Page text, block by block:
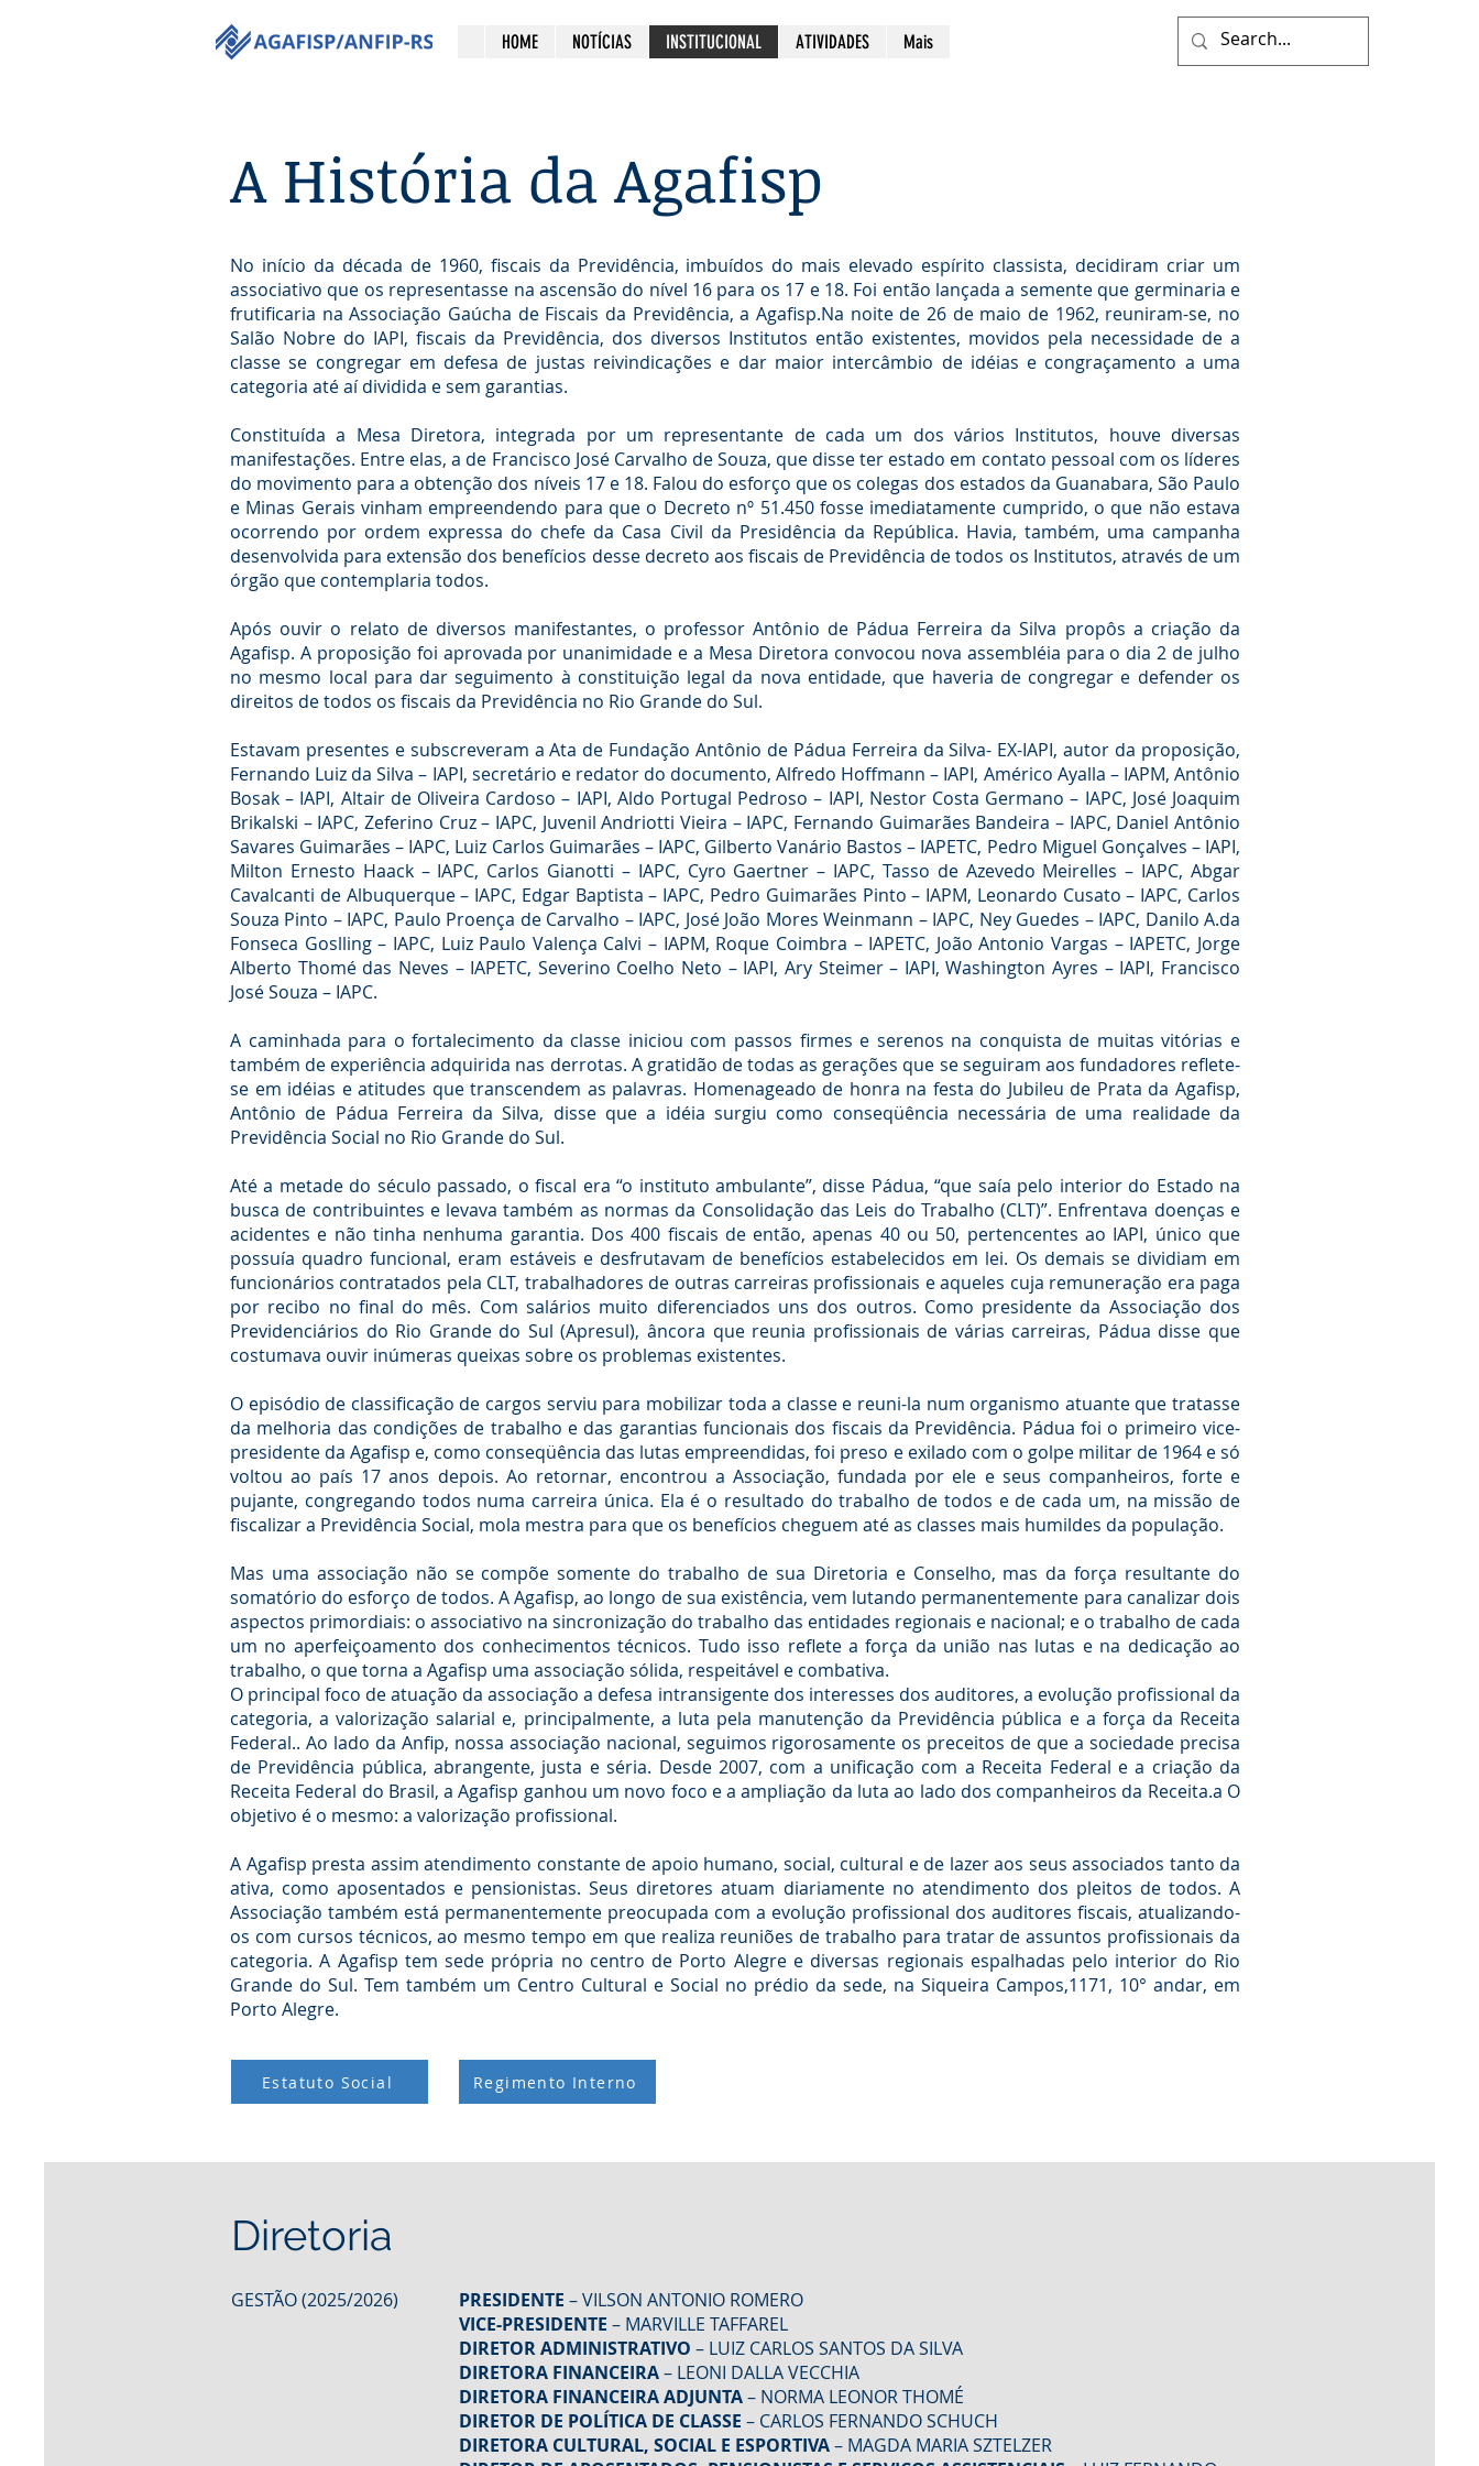
HOME NOTÍCIAS INSTITUCIONAL ATIVIDADES Mais
A História da Agafisp
No início da década de 1960, fiscais da Previdência, imbuídos do mais elevado espírito classista, decidiram criar um
associativo que os representasse na ascensão do nível 16 para os 17 e 18. Foi então lançada a semente que germinaria e
frutificaria na Associação Gaúcha de Fiscais da Previdência, a Agafisp.Na noite de 26 de maio de 1962, reuniram-se, no
Salão Nobre do IAPI, fiscais da Previdência, dos diversos Institutos então existentes, movidos pela necessidade de a
classe se congregar em defesa de justas reivindicações e dar maior intercâmbio de idéias e congraçamento a uma
categoria até aí dividida e sem garantias.
Constituída a Mesa Diretora, integrada por um representante de cada um dos vários Institutos, houve diversas
manifestações. Entre elas, a de Francisco José Carvalho de Souza, que disse ter estado em contato pessoal com os líderes
do movimento para a obtenção dos níveis 17 e 18. Falou do esforço que os colegas dos estados da Guanabara, São Paulo
e Minas Gerais vinham empreendendo para que o Decreto nº 51.450 fosse imediatamente cumprido, o que não estava
ocorrendo por ordem expressa do chefe da Casa Civil da Presidência da República. Havia, também, uma campanha
desenvolvida para extensão dos benefícios desse decreto aos fiscais de Previdência de todos os Institutos, através de um
órgão que contemplaria todos.
Após ouvir o relato de diversos manifestantes, o professor Antônio de Pádua Ferreira da Silva propôs a criação da
Agafisp. A proposição foi aprovada por unanimidade e a Mesa Diretora convocou nova assembléia para o dia 2 de julho
no mesmo local para dar seguimento à constituição legal da nova entidade, que haveria de congregar e defender os
direitos de todos os fiscais da Previdência no Rio Grande do Sul.
Estavam presentes e subscreveram a Ata de Fundação Antônio de Pádua Ferreira da Silva- EX-IAPI, autor da proposição,
Fernando Luiz da Silva – IAPI, secretário e redator do documento, Alfredo Hoffmann – IAPI, Américo Ayalla – IAPM, Antônio
Bosak – IAPI, Altair de Oliveira Cardoso – IAPI, Aldo Portugal Pedroso – IAPI, Nestor Costa Germano – IAPC, José Joaquim
Brikalski – IAPC, Zeferino Cruz – IAPC, Juvenil Andriotti Vieira – IAPC, Fernando Guimarães Bandeira – IAPC, Daniel Antônio
Savares Guimarães – IAPC, Luiz Carlos Guimarães – IAPC, Gilberto Vanário Bastos – IAPETC, Pedro Miguel Gonçalves – IAPI,
Milton Ernesto Haack – IAPC, Carlos Gianotti – IAPC, Cyro Gaertner – IAPC, Tasso de Azevedo Meirelles – IAPC, Abgar
Cavalcanti de Albuquerque – IAPC, Edgar Baptista – IAPC, Pedro Guimarães Pinto – IAPM, Leonardo Cusato – IAPC, Carlos
Souza Pinto – IAPC, Paulo Proença de Carvalho – IAPC, José João Mores Weinmann – IAPC, Ney Guedes – IAPC, Danilo A.da
Fonseca Goslling – IAPC, Luiz Paulo Valença Calvi – IAPM, Roque Coimbra – IAPETC, João Antonio Vargas – IAPETC, Jorge
Alberto Thomé das Neves – IAPETC, Severino Coelho Neto – IAPI, Ary Steimer – IAPI, Washington Ayres – IAPI, Francisco
José Souza – IAPC.
A caminhada para o fortalecimento da classe iniciou com passos firmes e serenos na conquista de muitas vitórias e
também de experiência adquirida nas derrotas. A gratidão de todas as gerações que se seguiram aos fundadores reflete-
se em idéias e atitudes que transcendem as palavras. Homenageado de honra na festa do Jubileu de Prata da Agafisp,
Antônio de Pádua Ferreira da Silva, disse que a idéia surgiu como conseqüência necessária de uma realidade da
Previdência Social no Rio Grande do Sul.
Até a metade do século passado, o fiscal era “o instituto ambulante”, disse Pádua, “que saía pelo interior do Estado na
busca de contribuintes e levava também as normas da Consolidação das Leis do Trabalho (CLT)”. Enfrentava doenças e
acidentes e não tinha nenhuma garantia. Dos 400 fiscais de então, apenas 40 ou 50, pertencentes ao IAPI, único que
possuía quadro funcional, eram estáveis e desfrutavam de benefícios estabelecidos em lei. Os demais se dividiam em
funcionários contratados pela CLT, trabalhadores de outras carreiras profissionais e aqueles cuja remuneração era paga
por recibo no final do mês. Com salários muito diferenciados uns dos outros. Como presidente da Associação dos
Previdenciários do Rio Grande do Sul (Apresul), âncora que reunia profissionais de várias carreiras, Pádua disse que
costumava ouvir inúmeras queixas sobre os problemas existentes.
O episódio de classificação de cargos serviu para mobilizar toda a classe e reuni-la num organismo atuante que tratasse
da melhoria das condições de trabalho e das garantias funcionais dos fiscais da Previdência. Pádua foi o primeiro vice-
presidente da Agafisp e, como conseqüência das lutas empreendidas, foi preso e exilado com o golpe militar de 1964 e só
voltou ao país 17 anos depois. Ao retornar, encontrou a Associação, fundada por ele e seus companheiros, forte e
pujante, congregando todos numa carreira única. Ela é o resultado do trabalho de todos e de cada um, na missão de
fiscalizar a Previdência Social, mola mestra para que os benefícios cheguem até as classes mais humildes da população.
Mas uma associação não se compõe somente do trabalho de sua Diretoria e Conselho, mas da força resultante do
somatório do esforço de todos. A Agafisp, ao longo de sua existência, vem lutando permanentemente para canalizar dois
aspectos primordiais: o associativo na sincronização do trabalho das entidades regionais e nacional; e o trabalho de cada
um no aperfeiçoamento dos conhecimentos técnicos. Tudo isso reflete a força da união nas lutas e na dedicação ao
trabalho, o que torna a Agafisp uma associação sólida, respeitável e combativa.
O principal foco de atuação da associação a defesa intransigente dos interesses dos auditores, a evolução profissional da
categoria, a valorização salarial e, principalmente, a luta pela manutenção da Previdência pública e a força da Receita
Federal.. Ao lado da Anfip, nossa associação nacional, seguimos rigorosamente os preceitos de que a sociedade precisa
de Previdência pública, abrangente, justa e séria. Desde 2007, com a unificação com a Receita Federal e a criação da
Receita Federal do Brasil, a Agafisp ganhou um novo foco e a ampliação da luta ao lado dos companheiros da Receita.a O
objetivo é o mesmo: a valorização profissional.
A Agafisp presta assim atendimento constante de apoio humano, social, cultural e de lazer aos seus associados tanto da
ativa, como aposentados e pensionistas. Seus diretores atuam diariamente no atendimento dos pleitos de todos. A
Associação também está permanentemente preocupada com a evolução profissional dos auditores fiscais, atualizando-
os com cursos técnicos, ao mesmo tempo em que realiza reuniões de trabalho para tratar de assuntos profissionais da
categoria. A Agafisp tem sede própria no centro de Porto Alegre e diversas regionais espalhadas pelo interior do Rio
Grande do Sul. Tem também um Centro Cultural e Social no prédio da sede, na Siqueira Campos,1171, 10° andar, em
Porto Alegre.
Estatuto Social Regimento Interno
Diretoria
GESTÃO (2025/2026) PRESIDENTE – VILSON ANTONIO ROMERO
VICE-PRESIDENTE – MARVILLE TAFFAREL
DIRETOR ADMINISTRATIVO – LUIZ CARLOS SANTOS DA SILVA
DIRETORA FINANCEIRA– LEONI DALLA VECCHIA
DIRETORA FINANCEIRA ADJUNTA– NORMA LEONOR THOMÉ
DIRETOR DE POLÍTICA DE CLASSE – CARLOS FERNANDO SCHUCH
DIRETORA CULTURAL, SOCIAL E ESPORTIVA– MAGDA MARIA SZTELZER